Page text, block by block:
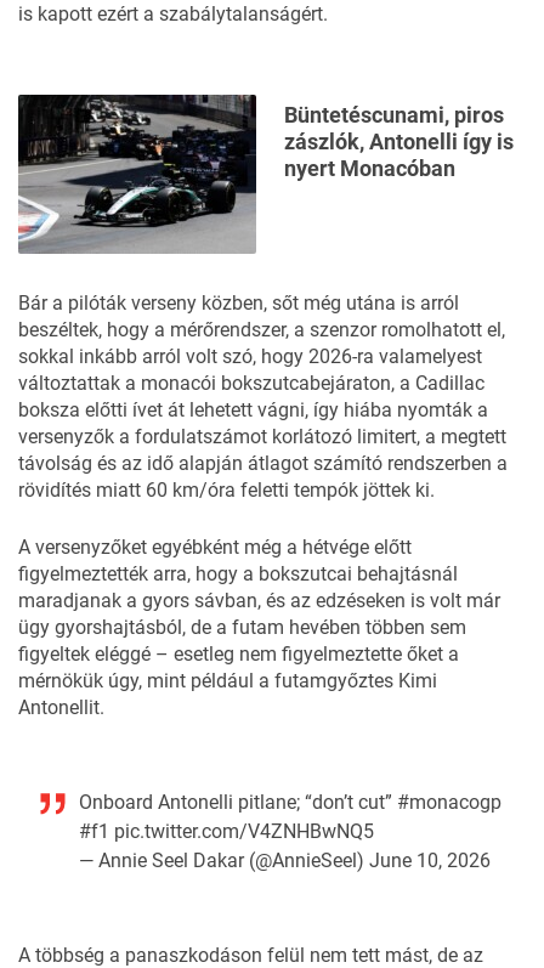
is kapott ezért a szabálytalanságért.
Büntetéscunami, piros
zászlók, Antonelli így is
nyert Monacóban
Bár a pilóták verseny közben, sőt még utána is arról
beszéltek, hogy a mérőrendszer, a szenzor romolhatott el,
sokkal inkább arról volt szó, hogy 2026-ra valamelyest
változtattak a monacói bokszutcabejáraton, a Cadillac
boksza előtti ívet át lehetett vágni, így hiába nyomták a
versenyzők a fordulatszámot korlátozó limitert, a megtett
távolság és az idő alapján átlagot számító rendszerben a
rövidítés miatt 60 km/óra feletti tempók jöttek ki.
A versenyzőket egyébként még a hétvége előtt
figyelmeztették arra, hogy a bokszutcai behajtásnál
maradjanak a gyors sávban, és az edzéseken is volt már
ügy gyorshajtásból, de a futam hevében többen sem
figyeltek eléggé – esetleg nem figyelmeztette őket a
mérnökük úgy, mint például a futamgyőztes Kimi
Antonellit.
Onboard Antonelli pitlane; “don’t cut” #monacogp
#f1 pic.twitter.com/V4ZNHBwNQ5
— Annie Seel Dakar (@AnnieSeel) June 10, 2026
A többség a panaszkodáson felül nem tett mást, de az